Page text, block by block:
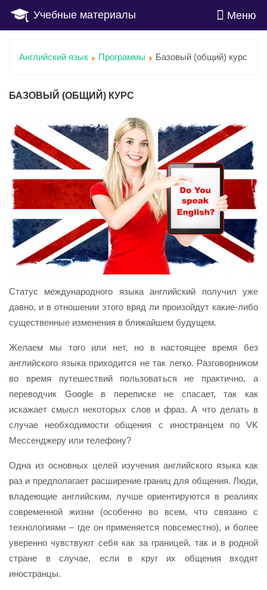
Учебные материалы Меню
Английский язык Программы Базовый (общий) курс
БАЗОВЫЙ (ОБЩИЙ) КУРС
Статус международного языка английский получил уже
давно, и в отношении этого вряд ли произойдут какие-либо
существенные изменения в ближайшем будущем.
Желаем мы того или нет, но в настоящее время без
английского языка приходится не так легко. Разговорником
во время путешествий пользоваться не практично, а
переводчик Google в переписке не спасает, так как
искажает смысл некоторых слов и фраз. А что делать в
случае необходимости общения с иностранцем по VK
Мессенджеру или телефону?
Одна из основных целей изучения английского языка как
раз и предполагает расширение границ для общения. Люди,
владеющие английским, лучше ориентируются в реалиях
современной жизни (особенно во всем, что связано с
технологиями – где он применяется повсеместно), и более
уверенно чувствуют себя как за границей, так и в родной
стране в случае, если в круг их общения входят
иностранцы.